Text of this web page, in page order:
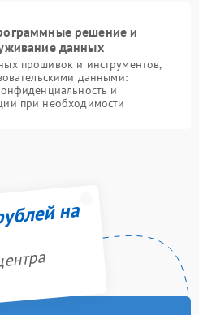
решение и
данных
прошивок и инструментов,
данными:
и
при необходимости
на